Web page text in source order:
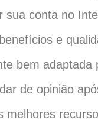
conta no
e
bem
de opinião